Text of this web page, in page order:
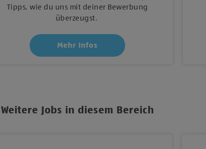
Tipps, wie du uns mit deiner Bewerbung
überzeugst.
Mehr Infos
Weitere Jobs in diesem Bereich